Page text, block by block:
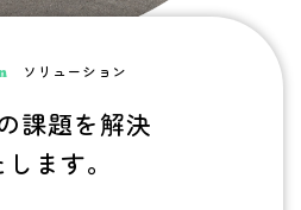
ソリューション
課題を解決
ます。